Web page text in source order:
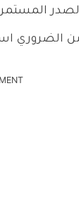
الضروري